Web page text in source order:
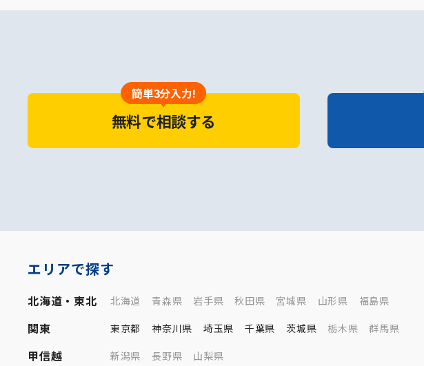
簡単3分入力!
無料で相談する
エリアで探す
北海道・東北 北海道 青森県 岩手県 秋田県 宮城県 山形県 福島県
関東 東京都 神奈川県 埼玉県 千葉県 茨城県 栃木県 群馬県
甲信越 新潟県 長野県 山梨県